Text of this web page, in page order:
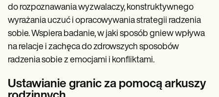
do rozpoznawania wyzwalaczy, konstruktywnego
wyrażania uczuć i opracowywania strategii radzenia
sobie. Wspiera badanie, w jaki sposób gniew wpływa
na relacje i zachęca do zdrowszych sposobów
radzenia sobie z emocjami i konfliktami.
Ustawianie granic za pomocą arkuszy